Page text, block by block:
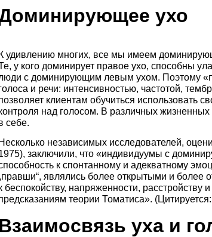
ухо
удивлению многих, все мы имеем
у кого доминирует правое ухо, способны
с доминирующим левым ухом. Поэтому
и речи: интенсивностью, частотой,
клиентам обучиться использовать
над голосом. В различных
себе.
независимых исследователей,
заключили, что «индивидуумы с
к спонтанному и адекватному
являлись более открытыми и
беспокойству, напряженности, расстройству
теории Томатиса».
Взаимосвязь уха и